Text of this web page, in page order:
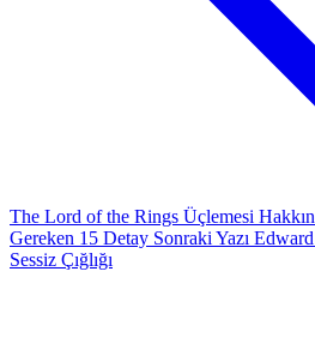
The Lord of the Rings Üçlemesi
Gereken 15 Detay Sonraki Yazı Edward
Sessiz Çığlığı